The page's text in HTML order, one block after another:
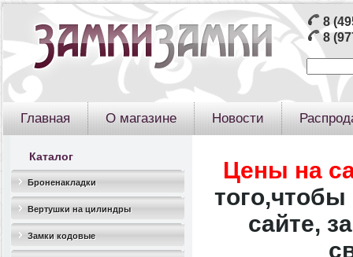
8
8
Главная О магазине Новости
Каталог
Броненакладки
Вертушки на цилиндры
Замки кодовые
Цены на
того,чтобы
сайте,